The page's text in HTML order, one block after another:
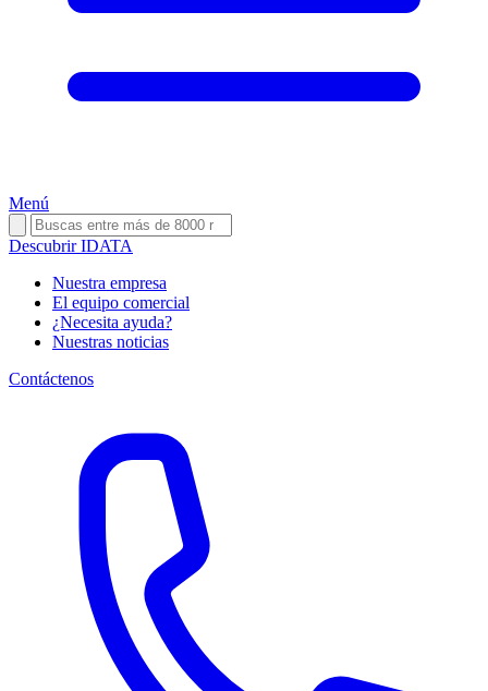
Menú
Descubrir IDATA
Nuestra empresa
El equipo comercial
¿Necesita ayuda?
Nuestras noticias
Contáctenos